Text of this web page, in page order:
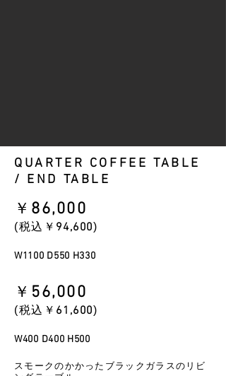
QUARTER COFFEE TABLE
/ END TABLE
​￥ 86,000
​(税込￥ 94,600)
W1100 D550 H330
​￥ 56,000
​(税込￥ 61 ,600)
W400 D400 H500
スモークのかかったブラックガラスのリビ